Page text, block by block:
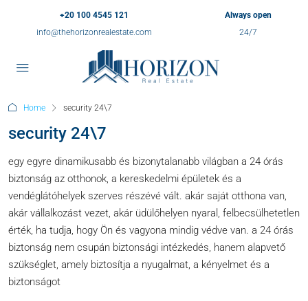
+20 100 4545 121
info@thehorizonrealestate.com
Always open
24/7
Home security 24\7
security 24\7
egy egyre dinamikusabb és bizonytalanabb világban a 24 órás
biztonság az otthonok, a kereskedelmi épületek és a
vendéglátóhelyek szerves részévé vált. akár saját otthona van,
akár vállalkozást vezet, akár üdülőhelyen nyaral, felbecsülhetetlen
érték, ha tudja, hogy Ön és vagyona mindig védve van. a 24 órás
biztonság nem csupán biztonsági intézkedés, hanem alapvető
szükséglet, amely biztosítja a nyugalmat, a kényelmet és a
biztonságot